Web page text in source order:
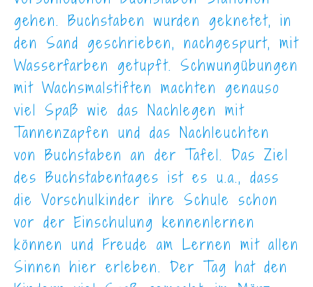
gehen. Buchstaben wurden geknetet, in
den Sand geschrieben, nachgespurt, mit
Wasserfarben getupft. Schwungübungen
mit Wachsmalstiften machten genauso
viel Spaß wie das Nachlegen mit
Tannenzapfen und das Nachleuchten
von Buchstaben an der Tafel. Das Ziel
des Buchstabentages ist es u.a., dass
die Vorschulkinder ihre Schule schon
vor der Einschulung kennenlernen
können und Freude am Lernen mit allen
Sinnen hier erleben. Der Tag hat den